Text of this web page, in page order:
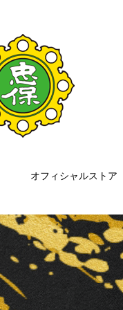
オフィシャルストア